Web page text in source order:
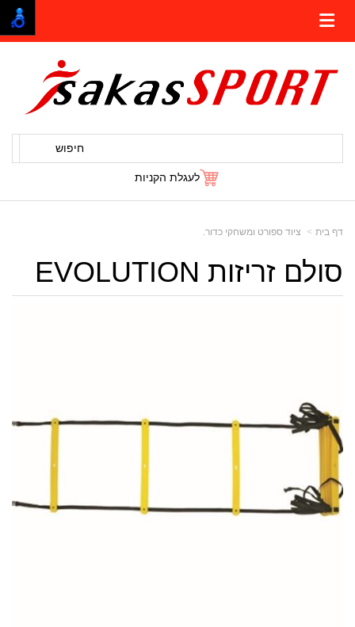
חיפוש
לעגלת הקניות
דף בית ציוד ספורט ומשחקי כדור.
סולם זריזות EVOLUTION